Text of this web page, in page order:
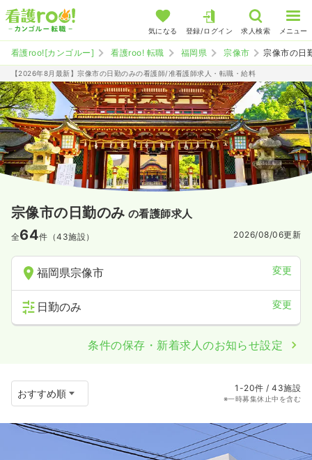
気になる 登録/ログイン 求人検索 メニュー
看護roo![カンゴルー] 看護roo! 転職 福岡県 宗像市 宗像市の日
【2026年8月最新】宗像市の日勤のみの看護師/准看護師求人・転職・給料
宗像市の日勤のみ の看護師求人
全64件（43施設） 2026/08/06更新
福岡県宗像市 変更
日勤のみ 変更
条件の保存・新着求人のお知らせ設定
1-20件 / 43施設
※一時募集休止中を含む